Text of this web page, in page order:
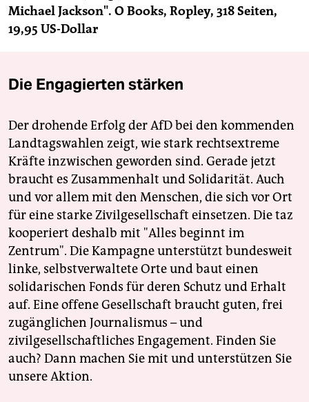
Michael Jackson". O Books, Ropley, 318 Seiten,
19,95 US-Dollar
Die Engagierten stärken
Der drohende Erfolg der AfD bei den kommenden
Landtagswahlen zeigt, wie stark rechtsextreme
Kräfte inzwischen geworden sind. Gerade jetzt
braucht es Zusammenhalt und Solidarität. Auch
und vor allem mit den Menschen, die sich vor Ort
für eine starke Zivilgesellschaft einsetzen. Die taz
kooperiert deshalb mit "Alles beginnt im
Zentrum". Die Kampagne unterstützt bundesweit
linke, selbstverwaltete Orte und baut einen
solidarischen Fonds für deren Schutz und Erhalt
auf. Eine offene Gesellschaft braucht guten, frei
zugänglichen Journalismus – und
zivilgesellschaftliches Engagement. Finden Sie
auch? Dann machen Sie mit und unterstützen Sie
unsere Aktion.